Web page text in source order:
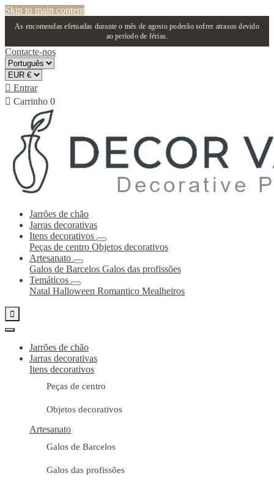
Skip to main content
As encomendas efetuadas durante o mês de agosto poderão sofrer atrasos devido
ao período de férias.
Contacte-nos
 Entrar
 Carrinho 0
Jarrões de chão
Jarras decorativas
Itens decorativos
Peças de centro Objetos decorativos
Artesanato
Galos de Barcelos Galos das profissões
Temáticos
Natal Halloween Romantico Mealheiros

Jarrões de chão
Jarras decorativas
Itens decorativos
Peças de centro
Objetos decorativos
Artesanato
Galos de Barcelos
Galos das profissões